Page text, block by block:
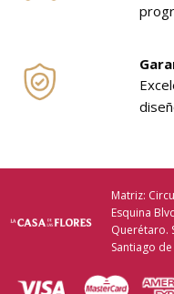
Matriz:
Esquina
Querétaro.
Santiago